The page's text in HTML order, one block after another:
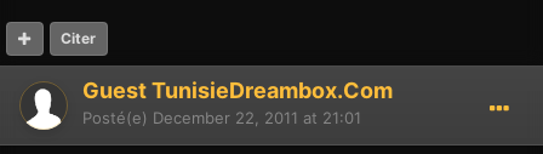
Citer
Guest TunisieDreambox.Com
Posté(e) December 22, 2011 at 21:01